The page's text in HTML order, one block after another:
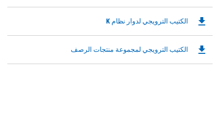
a
New
Tab
a
New
Tab
الكتيب الترويجي لدوار نظام KDownloadable
a
file_download
الكتيب الترويجي لمجموعة منتجات الرصفDownloadable
file_download